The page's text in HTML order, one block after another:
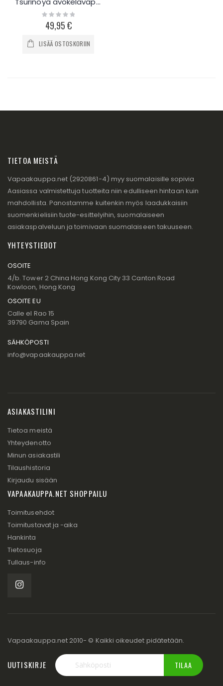
Rating:
0%
49,95 €
LISÄÄ OSTOSKORIIN
TIETOA MEISTÄ
Vapaakauppa.net (2920861-4) myy suomalaisille sopivia
Aasiassa valmistettuja tuotteita niin edulliseen hintaan kuin
mahdollista. Panostamme kuitenkin myös laadukkaisiin
suomenkielisiin tuote-esittelyihin, suomalaiseen
asiakaspalveluun ja toimivaan suomalaiseen takuuseen.
YHTEYSTIEDOT
OSOITE
4/b. Tower 2 China Hong Kong City 33 Canton Road
Kowloon, Hong Kong
OSOITE EU
Calle el Rao 15
39790 Gama Spain
SÄHKÖPOSTI
info@vapaakauppa.net
ASIAKASTILINI
Tietoa meistä
Yhteydenotto
Minun asiakastili
Tilaushistoria
Kirjaudu sisään
VAPAAKAUPPA.NET SHOPPAILU
Toimitusehdot
Toimitustavat ja -aika
Hankinta
Tietosuoja
Tullaus-info
Vapaakauppa.net 2010- © Kaikki oikeudet pidätetään.
UUTISKIRJE TILAA